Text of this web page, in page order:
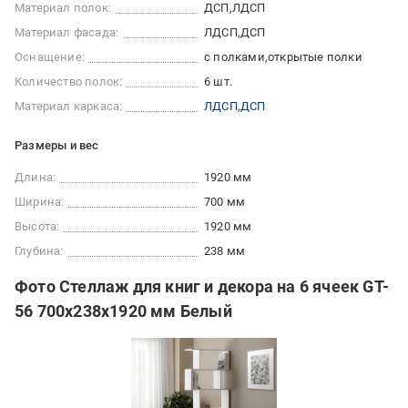
Материал полок: ДСП ЛДСП
Материал фасада:
ЛДСП ДСП
Оснащение:
с полками открытые полки
Количество полок:
6 шт.
Материал каркаса:
ЛДСП ДСП
Размеры и вес
Длина:
1920 мм
Ширина:
700 мм
Высота:
1920 мм
Глубина:
238 мм
Фото Стеллаж для книг и декора на 6 ячеек GT-
56 700х238х1920 мм Белый